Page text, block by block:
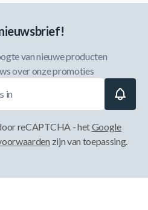
van nieuwe producten
over onze promoties
reCAPTCHA - hetGoogle
zijn van toepassing.